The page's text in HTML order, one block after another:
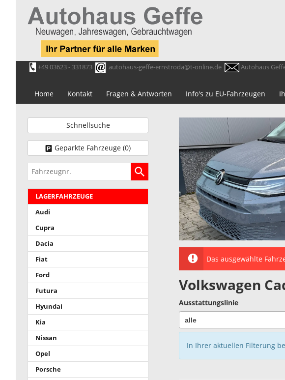
+49 03623 - 331873 autohaus-geffe-ernstroda@t-online.de Autohaus
Home Kontakt Fragen & Antworten Info's zu EU-Fahrzeugen
Das ausgewählte
Volkswagen
Ausstattungslinie
In Ihrer aktuellen Filterung
Schnellsuche
Geparkte Fahrzeuge (0)
Fahrzeugnr.
LAGERFAHRZEUGE
Audi
Cupra
Dacia
Fiat
Ford
Futura
Hyundai
Kia
Nissan
Opel
Porsche